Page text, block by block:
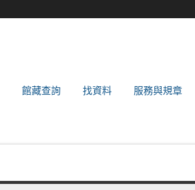
館藏查詢 找資料 服務與規章